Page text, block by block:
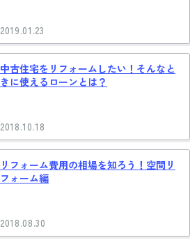
2019.01.23
中古住宅をリフォームしたい！そんなと
きに使えるローンとは？
2018.10.18
リフォーム費用の相場を知ろう！空間リ
フォーム編
2018.08.30